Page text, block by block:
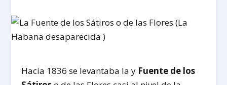
Hacia 1836 se levantaba la y Fuente de los